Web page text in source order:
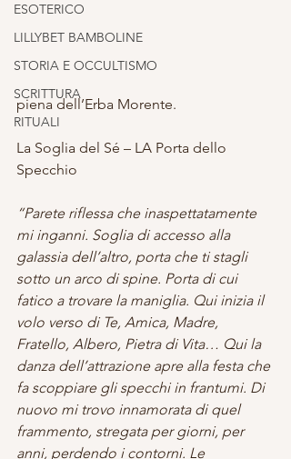
ESOTERICO
LILLYBET BAMBOLINE
STORIA E OCCULTISMO
SCRITTURA
RITUALI
piena dell’Erba Morente.
La Soglia del Sé – LA Porta dello
Specchio
“Parete riflessa che inaspettatamente
mi inganni. Soglia di accesso alla
galassia dell’altro, porta che ti stagli
sotto un arco di spine. Porta di cui
fatico a trovare la maniglia. Qui inizia il
volo verso di Te, Amica, Madre,
Fratello, Albero, Pietra di Vita… Qui la
danza dell’attrazione apre alla festa che
fa scoppiare gli specchi in frantumi. Di
nuovo mi trovo innamorata di quel
frammento, stregata per giorni, per
anni, perdendo i contorni. Le